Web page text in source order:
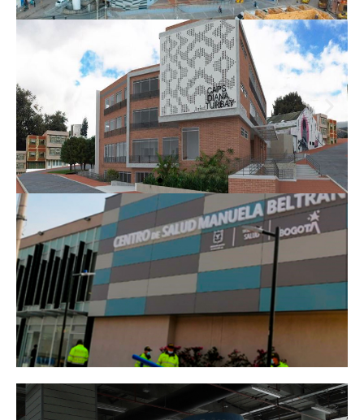
CAPS
MEISSEN
CAPS DIANA
TURBAY
CAPS MANUELA